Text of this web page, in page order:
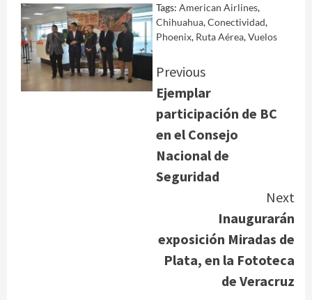
Tags: American Airlines,
Chihuahua,Conectividad,
Phoenix, Ruta Aérea,Vuelos
Continue
Reading
Previous
Ejemplar
participación de BC
en el Consejo
Nacional de
Seguridad
Next
Inaugurarán
exposición Miradas de
Plata, en la Fototeca
de Veracruz